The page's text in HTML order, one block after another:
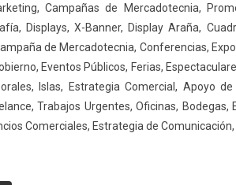
Campañas de Mercadotecnia,
Displays, X-Banner, Display Araña,
de Mercadotecnia, Conferencias,
Eventos Públicos, Ferias,
Islas, Estrategia Comercial, Apoyo
Trabajos Urgentes, Oficinas,
Comerciales, Estrategia de